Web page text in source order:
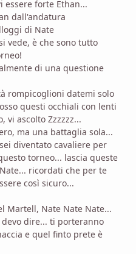
essere forte Ethan...
dall'andatura
di Nate
vede, è che sono tutto
di una questione
rompicoglioni datemi solo
questi occhiali con lenti
vi ascolto Zzzzzz...
ma una battaglia sola...
diventato cavaliere per
torneo... lascia queste
ricordati che per te
così sicuro...
Martell, Nate Nate Nate...
dire... ti porteranno
e quel finto prete è